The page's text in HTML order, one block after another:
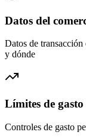
Datos del
Datos de transacción
y dónde
Límites de
Controles de gasto